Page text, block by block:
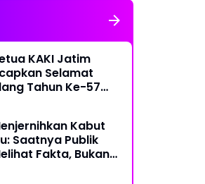
KAKI Jatim
Selamat
Tahun Ke-57
Selalu Sehat
Berkah Umur
Kabut
Saatnya Publik
Fakta, Bukan